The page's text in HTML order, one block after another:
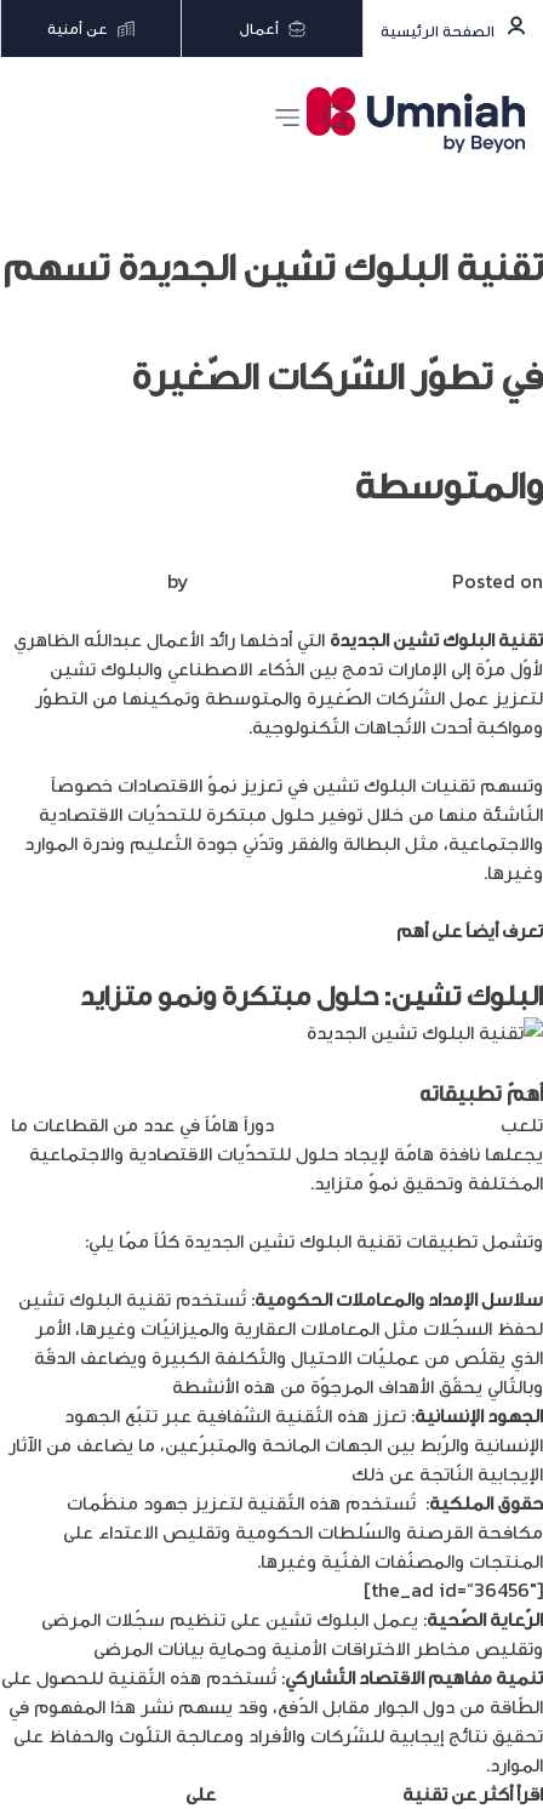
الصفحة الرئيسية أعمال عن أمنية
تقنية البلوك تشين الجديدة تسهم
في تطوّر الشّركات الصّغيرة
والمتوسطة
Posted on
تقنية البلوك تشين الجديدة التي أدخلها رائد الأعمال عبدالله الظاهري
لأوّل مرّة إلى الإمارات تدمج بين الذّكاء الاصطناعي والبلوك تشين
لتعزيز عمل الشّركات الصّغيرة والمتوسطة وتمكينها من التطوّر
ومواكبة أحدث الاتّجاهات التّكنولوجية.
وتسهم تقنيات البلوك تشين في تعزيز نموّ الاقتصادات خصوصاً
النّاشئة منها من خلال توفير حلول مبتكرة للتحدّيات الاقتصادية
والاجتماعية، مثل البطالة والفقر وتدّني جودة التّعليم وندرة الموارد
وغيرها.
تعرف أيضاَ على أهم
البلوك تشين: حلول مبتكرة ونمو متزايد
أهمّ تطبيقاته
تلعب
دوراً هامّاً في عدد من القطاعات ما
يجعلها نافذة هامّة لإيجاد حلول للتحدّيات الاقتصادية والاجتماعية
المختلفة وتحقيق نموّ متزايد.
وتشمل تطبيقات تقنية البلوك تشين الجديدة كلّاً ممّا يلي:
سلاسل الإمداد والمعاملات الحكومية: تُستخدم تقنية البلوك تشين
لحفظ السجّلات مثل المعاملات العقارية والميزانيّات وغيرها، الأمر
الذي يقلّص من عمليّات الاحتيال والتّكلفة الكبيرة ويضاعف الدقّة
وبالتّالي يحقّق الأهداف المرجوّة من هذه الأنشطة
الجهود الإنسانية: تعزز هذه التّقنية الشّفافية عبر تتبّع الجهود
الإنسانية والرّبط بين الجهات المانحة والمتبرّعين، ما يضاعف من الآثار
الإيجابية النّاتجة عن ذلك
حقوق الملكية: تُستخدم هذه التّقنية لتعزيز جهود منظّمات
مكافحة القرصنة والسّلطات الحكومية وتقليص الاعتداء على
المنتجات والمصنّفات الفنّية وغيرها.
[the_ad id=”36456″]
الرّعاية الصّحية: يعمل البلوك تشين على تنظيم سجّلات المرضى
وتقليص مخاطر الاختراقات الأمنية وحماية بيانات المرضى
تنمية مفاهيم الاقتصاد التّشاركي: تُستخدم هذه التّقنية للحصول على
الطّاقة من دول الجوار مقابل الدّفع، وقد يسهم نشر هذا المفهوم في
تحقيق نتائج إيجابية للشّركات والأفراد ومعالجة التلّوث والحفاظ على
الموارد.
اقرأ أكثر عن تقنية
على